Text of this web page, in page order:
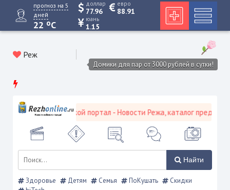
прогноз на 5
дней
22 oC
доллар
77.96
евро
88.91
юань
1.15
Реж
Домики для пар от 3000 рублей в сутки!
Режевской городской портал - Новости Режа, каталог
Найти
Здоровье Детям Семья ПоКушать
Скидки